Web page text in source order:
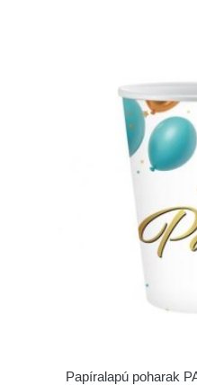
Papíralapú poharak